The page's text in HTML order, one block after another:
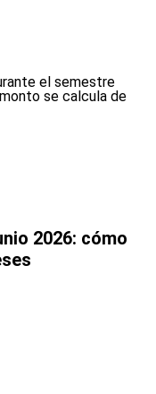
2026: cómo